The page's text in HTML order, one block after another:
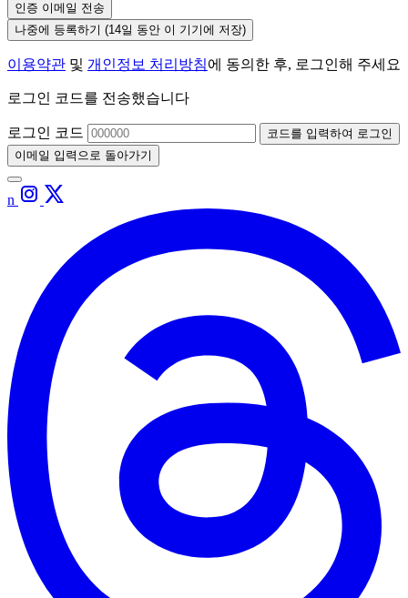
인증 이메일 전송
나중에 등록하기 (14일 동안 이 기기에 저장)
이용약관 및 개인정보 처리방침에 동의한 후, 로그인해 주세요
로그인 코드를 전송했습니다
로그인 코드
코드를 입력하여 로그인
이메일 입력으로 돌아가기
n